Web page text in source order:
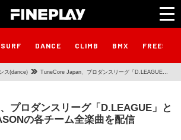
SURF DANCE CLIMB BMX
ス(dance) TuneCore Japan、プロダンスリーグ「D.LEAGUE」
プロダンスリーグ「D.LEAGUE」と
の各チーム全楽曲を配信